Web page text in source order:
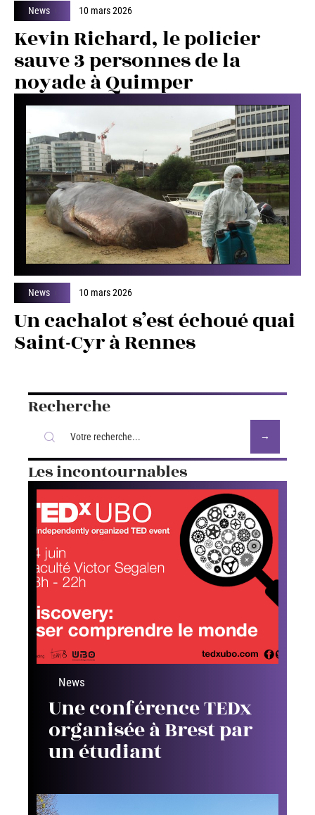
News 10 mars 2026
Kevin Richard, le policier
sauve 3 personnes de la
noyade à Quimper
News 10 mars 2026
Un cachalot s’est échoué quai
Saint-Cyr à Rennes
Recherche
Les incontournables
News
Une conférence TEDx
organisée à Brest par
un étudiant